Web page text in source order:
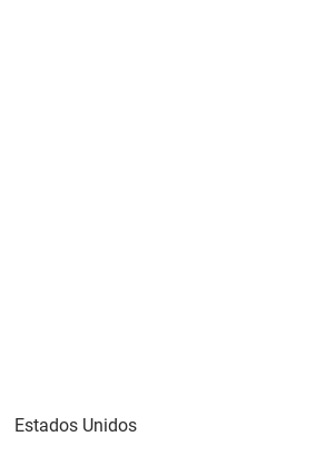
Estados Unidos